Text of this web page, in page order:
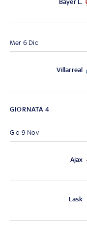
Bayer L.
Mer 6 Dic
Villarreal
GIORNATA 4
Gio 9 Nov
Ajax
Lask